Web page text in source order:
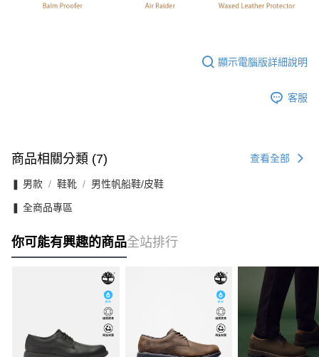
顯示電腦版詳細說明
客服
商品相關分類 (7) 查看全部
❚ 男款 鞋靴 男性帆船鞋/皮鞋
❚ 全商品專區
你可能有興趣的商品全站排行